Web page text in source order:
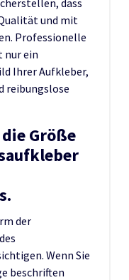
und mit
Professionelle
ein
Ihrer Aufkleber,
reibungslose
Größe
der
Wenn Sie
beschriften